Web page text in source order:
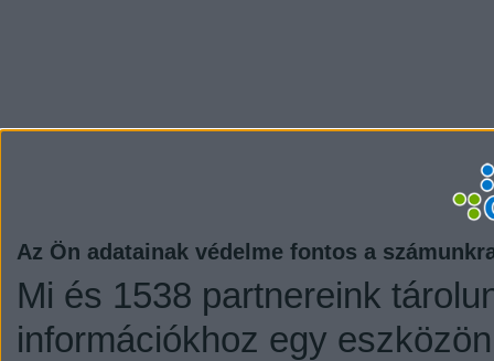
Az Ön adatainak védelme fontos a
Mi és 1538 partnereink
információkhoz egy